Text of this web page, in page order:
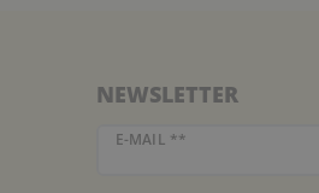
NEWSLETTER
E-MAIL **
Newsletter Honig